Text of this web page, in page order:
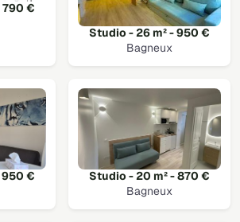
790 €
Studio - 26 m² - 950 €
Bagneux
950 €
Studio - 20 m² - 870 €
Bagneux